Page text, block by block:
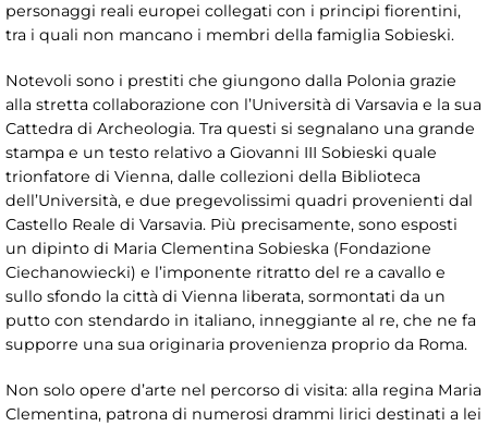
personaggi reali europei collegati con i principi fiorentini,
tra i quali non mancano i membri della famiglia Sobieski.
Notevoli sono i prestiti che giungono dalla Polonia grazie
alla stretta collaborazione con l’Università di Varsavia e la sua
Cattedra di Archeologia. Tra questi si segnalano una grande
stampa e un testo relativo a Giovanni III Sobieski quale
trionfatore di Vienna, dalle collezioni della Biblioteca
dell’Università, e due pregevolissimi quadri provenienti dal
Castello Reale di Varsavia. Più precisamente, sono esposti
un dipinto di Maria Clementina Sobieska (Fondazione
Ciechanowiecki) e l’imponente ritratto del re a cavallo e
sullo sfondo la città di Vienna liberata, sormontati da un
putto con stendardo in italiano, inneggiante al re, che ne fa
supporre una sua originaria provenienza proprio da Roma.
Non solo opere d’arte nel percorso di visita: alla regina Maria
Clementina, patrona di numerosi drammi lirici destinati a lei